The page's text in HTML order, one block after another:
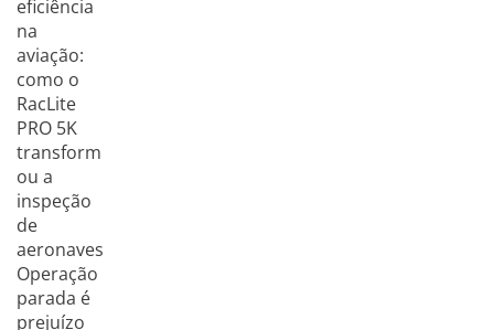
eficiência
na
aviação:
como o
RacLite
PRO 5K
transform
ou a
inspeção
de
aeronaves
Operação
parada é
prejuízo